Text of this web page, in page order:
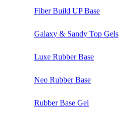
Fiber Build UP Base
Galaxy & Sandy Top Gels
Luxe Rubber Base
Neo Rubber Base
Rubber Base Gel